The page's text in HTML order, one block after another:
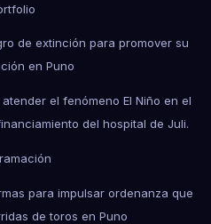
de extinción para promover su
en Puno
el fenómeno El Niño en el
del hospital de Juli.
para impulsar ordenanza que
de toros en Puno